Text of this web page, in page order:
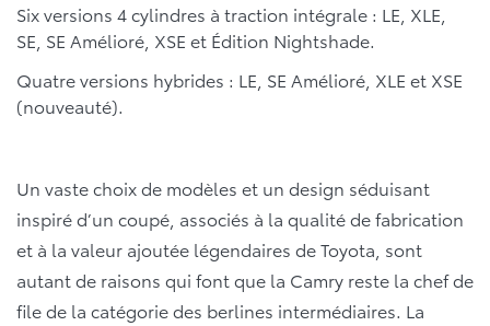
Six versions 4 cylindres à traction intégrale : LE, XLE,
SE, SE Amélioré, XSE et Édition Nightshade.
Quatre versions hybrides : LE, SE Amélioré, XLE et XSE
(nouveauté).
Un vaste choix de modèles et un design séduisant
inspiré d’un coupé, associés à la qualité de fabrication
et à la valeur ajoutée légendaires de Toyota, sont
autant de raisons qui font que la Camry reste la chef de
file de la catégorie des berlines intermédiaires. La